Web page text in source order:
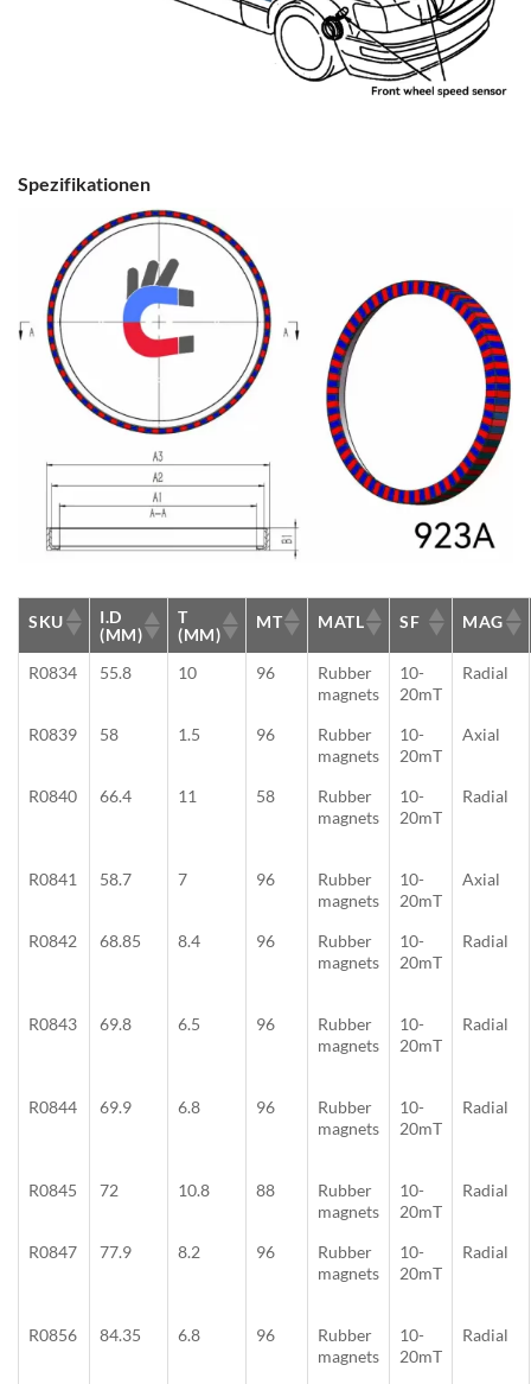
Spezifikationen
SKU
I.D
(MM)
T
(MM)
MT MATL SF MAG
R0834 55.8 10 96
Rubber
magnets
10-
20mT
Radial
R0839 58 1.5 96
Rubber
magnets
10-
20mT
Axial
R0840 66.4 11 58
Rubber
magnets
10-
20mT
Radial
R0841 58.7 7 96
Rubber
magnets
10-
20mT
Axial
R0842 68.85 8.4 96
Rubber
magnets
10-
20mT
Radial
R0843 69.8 6.5 96
Rubber
magnets
10-
20mT
Radial
R0844 69.9 6.8 96
Rubber
magnets
10-
20mT
Radial
R0845 72 10.8 88
Rubber
magnets
10-
20mT
Radial
R0847 77.9 8.2 96
Rubber
magnets
10-
20mT
Radial
R0856 84.35 6.8 96
Rubber
magnets
10-
20mT
Radial